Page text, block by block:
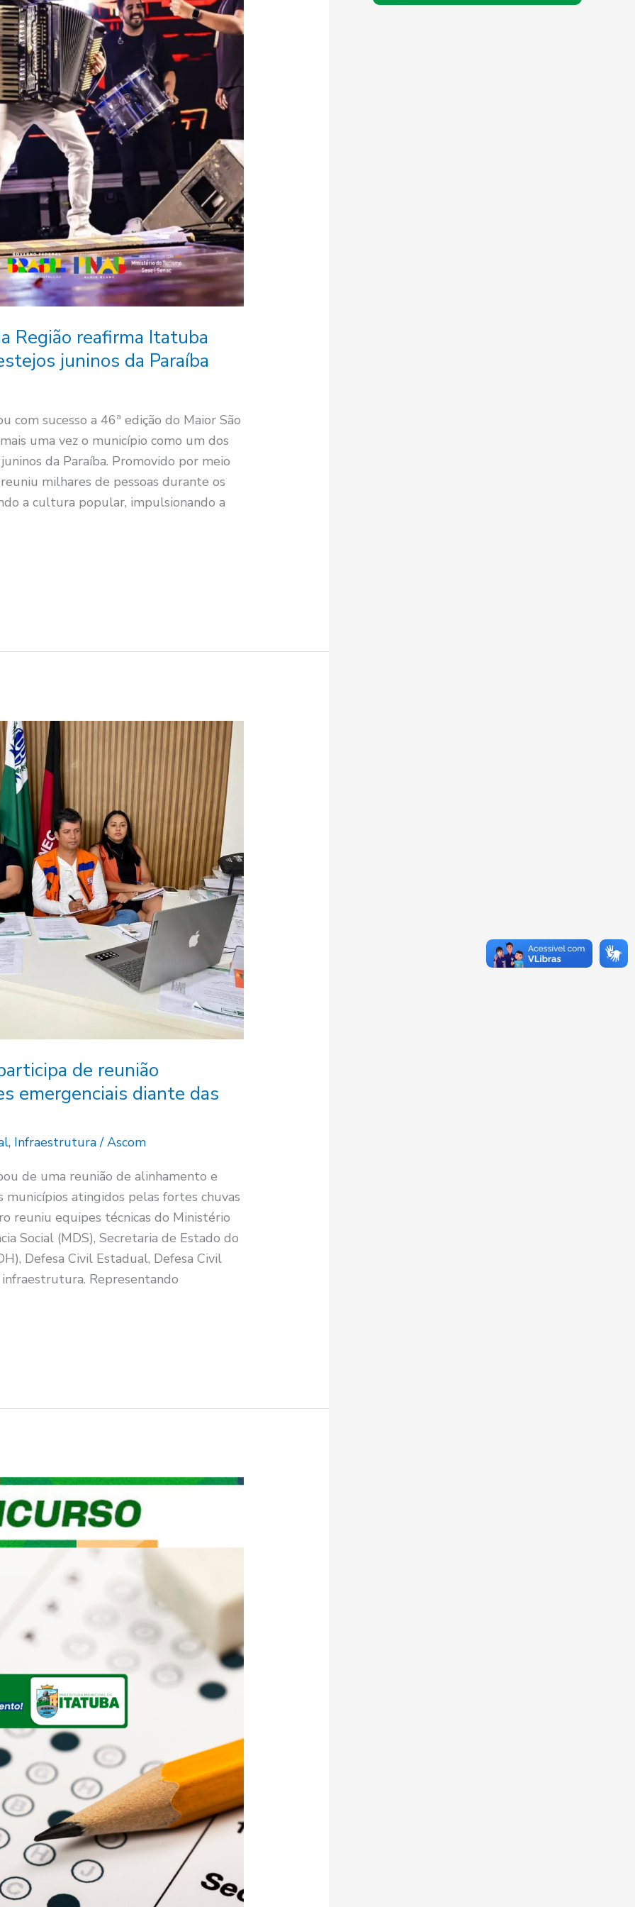
Região reafirma Itatuba
juninos da Paraíba
sucesso a 46ª edição do Maior São
uma vez o município como um dos
da Paraíba. Promovido por meio
milhares de pessoas durante os
a cultura popular, impulsionando a
de reunião
emergenciais diante das
, Infraestrutura /Ascom
de uma reunião de alinhamento e
atingidos pelas fortes chuvas
reuniu equipes técnicas do Ministério
Social (MDS), Secretaria de Estado do
Defesa Civil Estadual, Defesa Civil
Representando